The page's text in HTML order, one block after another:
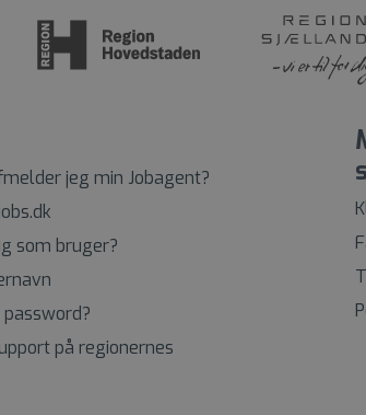
jeg min Jobagent?
som bruger?
på regionernes